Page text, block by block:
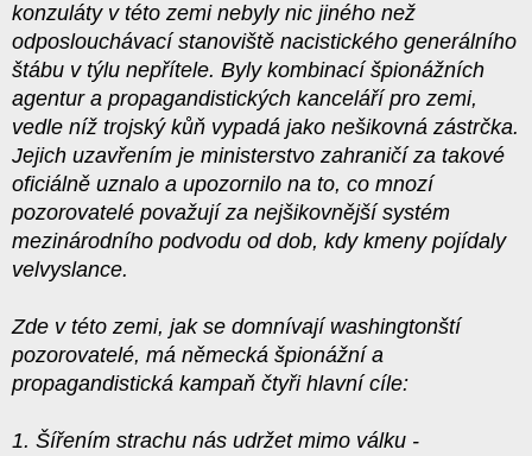
konzuláty v této zemi nebyly nic jiného než
odposlouchávací stanoviště nacistického generálního
štábu v týlu nepřítele. Byly kombinací špionážních
agentur a propagandistických kanceláří pro zemi,
vedle níž trojský kůň vypadá jako nešikovná zástrčka.
Jejich uzavřením je ministerstvo zahraničí za takové
oficiálně uznalo a upozornilo na to, co mnozí
pozorovatelé považují za nejšikovnější systém
mezinárodního podvodu od dob, kdy kmeny pojídaly
velvyslance.
Zde v této zemi, jak se domnívají washingtonští
pozorovatelé, má německá špionážní a
propagandistická kampaň čtyři hlavní cíle:
1. Šířením strachu nás udržet mimo válku -